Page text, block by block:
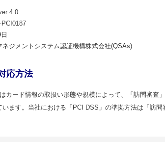
4.0
ジメントシステム認証機構株式会社(QSAs)
応方法
カード情報の取扱い形態や規模によって、「訪問審査
ます。当社における「PCI DSS」の準拠方法は「訪